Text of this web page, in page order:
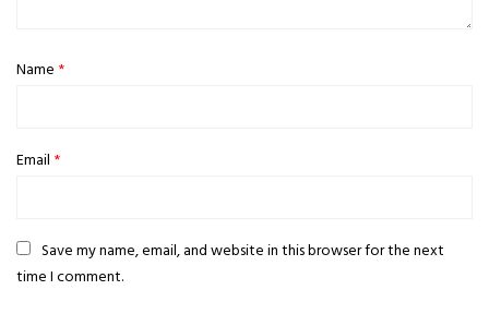
Name *
Email *
Save my name, email, and website in this browser for the next
time I comment.